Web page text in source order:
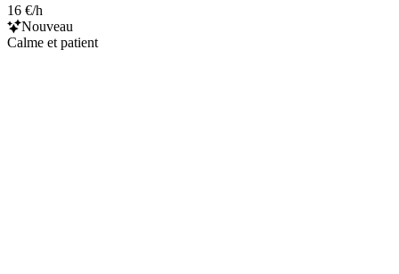
16 €/h
Nouveau
Calme et patient